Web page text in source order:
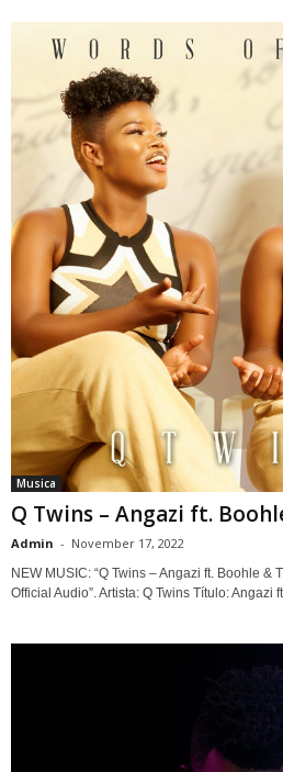
Musica
Q Twins – Angazi ft.
Admin - November 17, 2022
NEW MUSIC: “Q Twins – Angazi ft. Boohle &
Official Audio”. Artista: Q Twins Título: Angazi